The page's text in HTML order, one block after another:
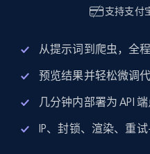
支持支付
从提示词到爬虫，全程
预览结果并轻松微调代
几分钟内部署为 API 端
IP、封锁、渲染、重